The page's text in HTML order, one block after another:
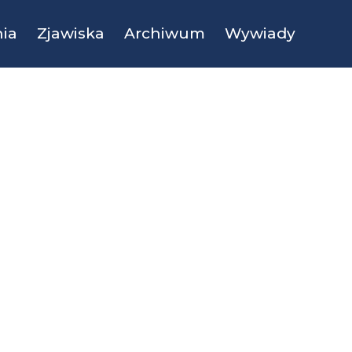
Zjawiska Archiwum Wywiady